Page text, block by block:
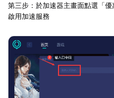
第三步：於加速器主畫面點選「
啟用加速服務